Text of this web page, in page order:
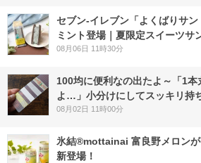
セブン‐イレブン「よくばりサ
ミント登場｜夏限定スイーツサ
08月06日 11時30分
100均に便利なの出たよ～「1
よ…」小分けにしてスッキリ持
08月02日 11時00分
氷結®mottainai 富良野メロンが
新登場！